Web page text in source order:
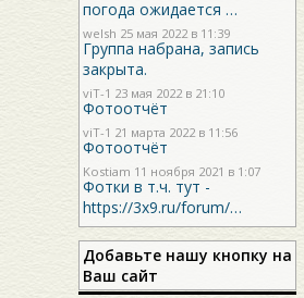
погода ожидается …
welsh 25 мая 2022 в 11:39
Группа набрана, запись
закрыта.
viT-1 23 мая 2022 в 21:10
Фотоотчёт
viT-1 21 марта 2022 в 11:56
Фотоотчёт
Kostiam 11 ноября 2021 в 1:07
Фотки в т.ч. тут -
https://3x9.ru/forum/…
Добавьте нашу кнопку на
Ваш сайт